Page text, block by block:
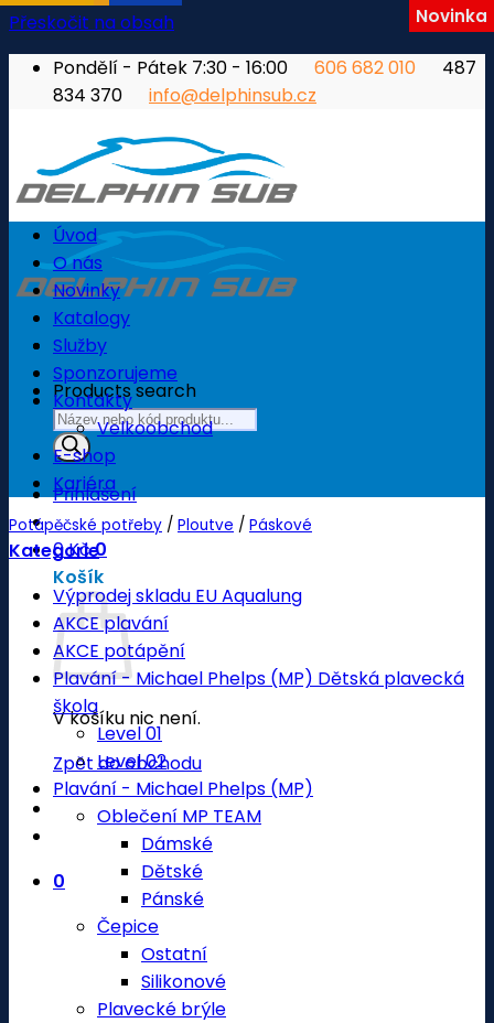
Přeskočit na obsah
Pondělí - Pátek 7:30 - 16:00
606 682 010
487
834 370
info@delphinsub.cz
Products search
Přihlášení
0Kč0
Košík
V košíku nic není.
Zpět do obchodu
0
Úvod
O nás
Novinky
Katalogy
Služby
Sponzorujeme
Kontakty
Velkoobchod
E-shop
Kariéra
Potápěčské potřeby / Ploutve / Páskové
Kategorie
Výprodej skladu EU Aqualung
AKCE plavání
AKCE potápění
Plavání - Michael Phelps (MP) Dětská plavecká
škola
Level 01
Level 02
Plavání - Michael Phelps (MP)
Oblečení MP TEAM
Dámské
Dětské
Pánské
Čepice
Ostatní
Silikonové
Plavecké brýle
Novinka